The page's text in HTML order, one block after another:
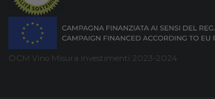
OCM Vino Misura Investimenti 2023-2024